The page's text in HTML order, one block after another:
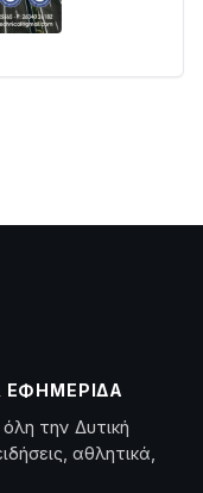
ΕΦΗΜΕΡΊΔΑ
την Δυτική
αθλητικά,